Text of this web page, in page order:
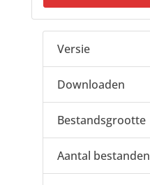
Versie
Downloaden
Bestandsgrootte
Aantal bestanden